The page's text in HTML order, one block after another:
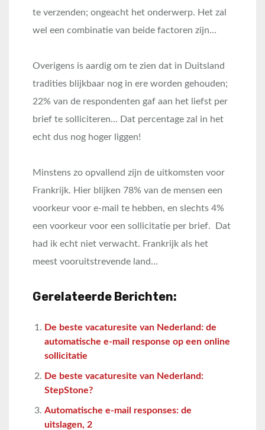
te verzenden; ongeacht het onderwerp. Het zal
wel een combinatie van beide factoren zijn…
Overigens is aardig om te zien dat in Duitsland
tradities blijkbaar nog in ere worden gehouden;
22% van de respondenten gaf aan het liefst per
brief te solliciteren… Dat percentage zal in het
echt dus nog hoger liggen!
Minstens zo opvallend zijn de uitkomsten voor
Frankrijk. Hier blijken 78% van de mensen een
voorkeur voor e-mail te hebben, en slechts 4%
een voorkeur voor een sollicitatie per brief. Dat
had ik echt niet verwacht. Frankrijk als het
meest vooruitstrevende land…
Gerelateerde Berichten:
De beste vacaturesite van Nederland: de
automatische e-mail response op een online
sollicitatie
De beste vacaturesite van Nederland:
StepStone?
Automatische e-mail responses: de
uitslagen, 2